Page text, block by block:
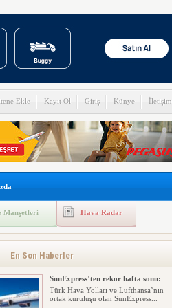
Ekle Kayıt Ol Giriş Künye İletişim
Manşetleri Hava Radar
En Son Haberler
SunExpress’ten rekor hafta sonu:
Türk Hava Yolları ve Lufthansa’nın
ortak kuruluşu olan SunExpress...